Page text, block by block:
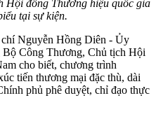
Hội đồng Thương hiệu quốc gia
tại sự kiện.
Nguyễn Hồng Diên - Ủy
Công Thương, Chủ tịch Hội
cho biết, chương trình
tiến thương mại đặc thù, dài
phủ phê duyệt, chỉ đạo thực